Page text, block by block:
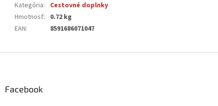
Kategória:
Cestovné doplnky
Hmotnosť: 0.72 kg
EAN: 8591686071047
Facebook